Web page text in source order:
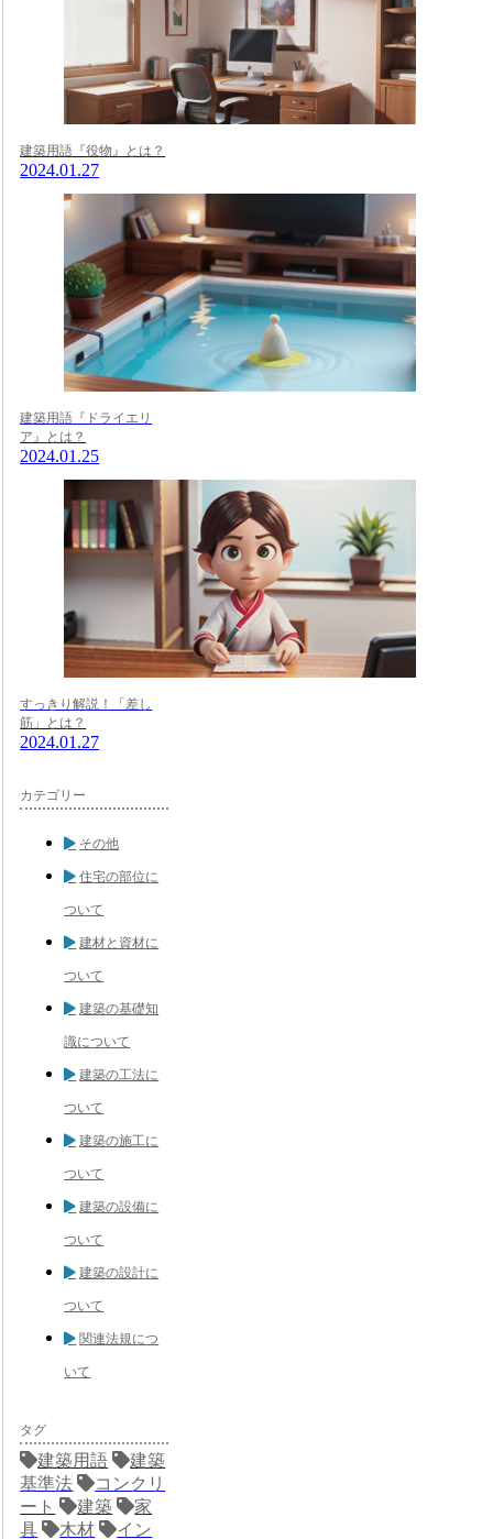
建築用語『役物』とは？
2024.01.27
建築用語『ドライエリ
ア』とは？
2024.01.25
すっきり解説！「差し
筋」とは？
2024.01.27
カテゴリー
その他
住宅の部位に
ついて
建材と資材に
ついて
建築の基礎知
識について
建築の工法に
ついて
建築の施工に
ついて
建築の設備に
ついて
建築の設計に
ついて
関連法規につ
いて
タグ
建築用語
建築
基準法
コンクリ
ート
建築
家
具
木材 イン